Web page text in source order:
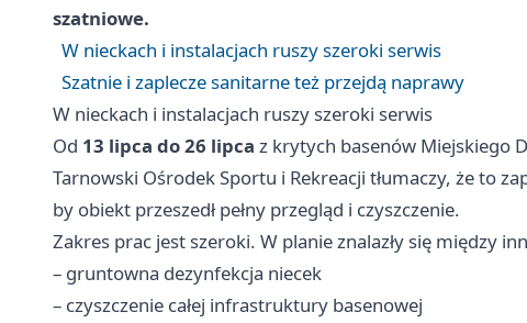
szatniowe.
W nieckach i instalacjach ruszy szeroki serwis
Szatnie i zaplecze sanitarne też przejdą naprawy
W nieckach i instalacjach ruszy szeroki serwis
Od 13 lipca do 26 lipca z krytych basenów Miejskiego
Tarnowski Ośrodek Sportu i Rekreacji tłumaczy, że to
by obiekt przeszedł pełny przegląd i czyszczenie.
Zakres prac jest szeroki. W planie znalazły się między
– gruntowna dezynfekcja niecek
– czyszczenie całej infrastruktury basenowej